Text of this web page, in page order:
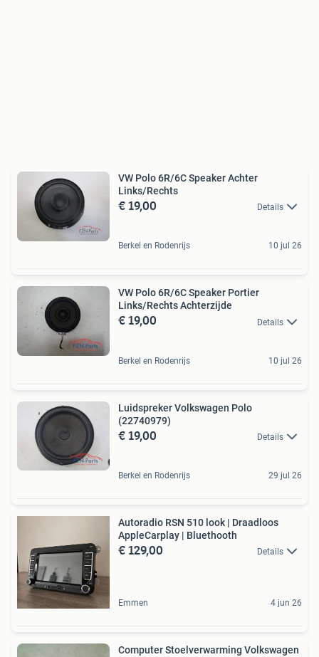
VW Polo 6R/6C Speaker Achter
Links/Rechts
€ 19,00 Details
Berkel en Rodenrijs 10 jul 26
VW Polo 6R/6C Speaker Portier
Links/Rechts Achterzijde
€ 19,00 Details
Berkel en Rodenrijs 10 jul 26
Luidspreker Volkswagen Polo
(22740979)
€ 19,00 Details
Berkel en Rodenrijs 29 jul 26
Autoradio RSN 510 look | Draadloos
AppleCarplay | Bluethooth
€ 129,00 Details
Emmen 4 jun 26
Computer Stoelverwarming Volkswagen